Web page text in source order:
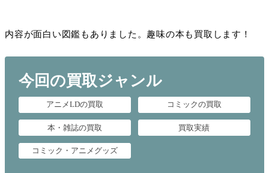
内容が面白い図鑑もありました。趣味の本も買取します！
今回の買取ジャンル
アニメLDの買取 コミックの買取
本・雑誌の買取 買取実績
コミック・アニメグッズ